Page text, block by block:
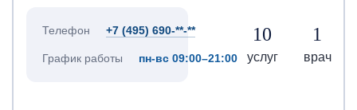
Телефон +7 (495) 690-**-**
График работы пн-вс 09:00–21:00
10
услуг
1
врач